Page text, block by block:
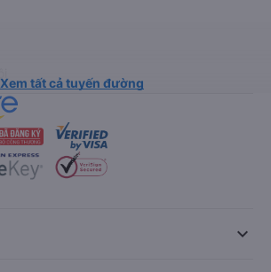
Xem tất cả tuyến đường
keyboard_arrow_down